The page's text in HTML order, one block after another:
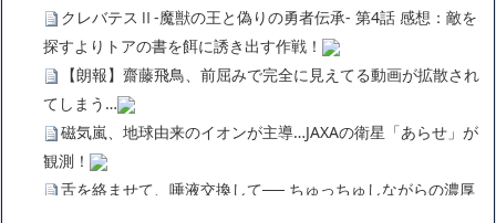
クレバテスⅡ-魔獣の王と偽りの勇者伝承- 第4話 感想：敵を
探すよりトアの書を餌に誘き出す作戦！
【朗報】齋藤飛鳥、前屈みで完全に見えてる動画が拡散され
てしまう…
磁気嵐、地球由来のイオンが主導…JAXAの衛星「あらせ」が
観測！
舌を絡ませて、唾液交換して── ちゅっちゅしながらの濃厚